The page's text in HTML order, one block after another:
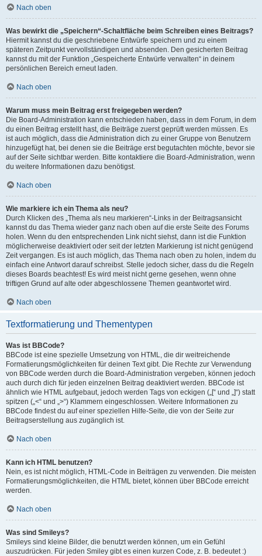
Nach oben
Was bewirkt die „Speichern“-Schaltfläche beim Schreiben eines Beitrags?
Hiermit kannst du die geschriebene Entwürfe speichern und zu einem
späteren Zeitpunkt vervollständigen und absenden. Den gesicherten Beitrag
kannst du mit der Funktion „Gespeicherte Entwürfe verwalten“ in deinem
persönlichen Bereich erneut laden.
Nach oben
Warum muss mein Beitrag erst freigegeben werden?
Die Board-Administration kann entschieden haben, dass in dem Forum, in dem
du einen Beitrag erstellt hast, die Beiträge zuerst geprüft werden müssen. Es
ist auch möglich, dass die Administration dich zu einer Gruppe von Benutzern
hinzugefügt hat, bei denen sie die Beiträge erst begutachten möchte, bevor sie
auf der Seite sichtbar werden. Bitte kontaktiere die Board-Administration, wenn
du weitere Informationen dazu benötigst.
Nach oben
Wie markiere ich ein Thema als neu?
Durch Klicken des „Thema als neu markieren“-Links in der Beitragsansicht
kannst du das Thema wieder ganz nach oben auf die erste Seite des Forums
holen. Wenn du den entsprechenden Link nicht siehst, dann ist die Funktion
möglicherweise deaktiviert oder seit der letzten Markierung ist nicht genügend
Zeit vergangen. Es ist auch möglich, das Thema nach oben zu holen, indem du
einfach eine Antwort darauf schreibst. Stelle jedoch sicher, dass du die Regeln
dieses Boards beachtest! Es wird meist nicht gerne gesehen, wenn ohne
triftigen Grund auf alte oder abgeschlossene Themen geantwortet wird.
Nach oben
Textformatierung und Thementypen
Was ist BBCode?
BBCode ist eine spezielle Umsetzung von HTML, die dir weitreichende
Formatierungsmöglichkeiten für deinen Text gibt. Die Rechte zur Verwendung
von BBCode werden durch die Board-Administration vergeben, können jedoch
auch durch dich für jeden einzelnen Beitrag deaktiviert werden. BBCode ist
ähnlich wie HTML aufgebaut, jedoch werden Tags von eckigen („[“ und „]“) statt
spitzen („<“ und „>“) Klammern eingeschlossen. Weitere Informationen zu
BBCode findest du auf einer speziellen Hilfe-Seite, die von der Seite zur
Beitragserstellung aus zugänglich ist.
Nach oben
Kann ich HTML benutzen?
Nein, es ist nicht möglich, HTML-Code in Beiträgen zu verwenden. Die meisten
Formatierungsmöglichkeiten, die HTML bietet, können über BBCode erreicht
werden.
Nach oben
Was sind Smileys?
Smileys sind kleine Bilder, die benutzt werden können, um ein Gefühl
auszudrücken. Für jeden Smiley gibt es einen kurzen Code, z. B. bedeutet :)